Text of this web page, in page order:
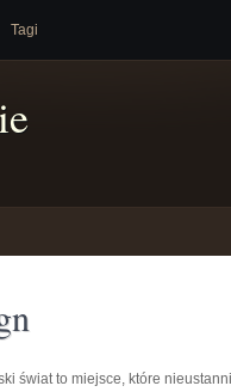
Tagi
świat to miejsce, które